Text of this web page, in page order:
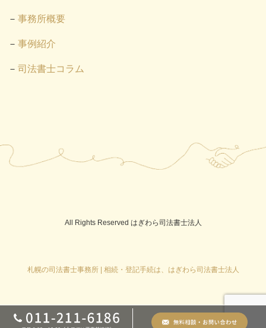
事務所概要
事例紹介
司法書士コラム
All Rights Reserved はぎわら司法書士法人
札幌の司法書士事務所 | 相続・登記手続は、はぎわら司法書士法人